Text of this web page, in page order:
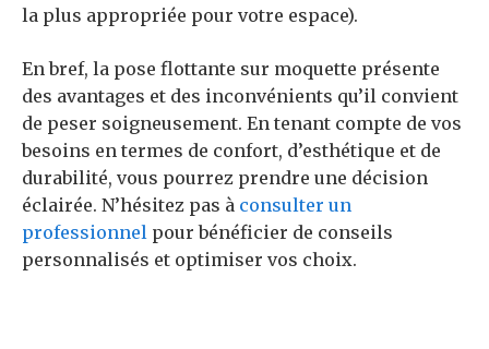
la plus appropriée pour votre espace).
En bref, la pose flottante sur moquette présente
des avantages et des inconvénients qu’il convient
de peser soigneusement. En tenant compte de vos
besoins en termes de confort, d’esthétique et de
durabilité, vous pourrez prendre une décision
éclairée. N’hésitez pas à consulter un
professionnel pour bénéficier de conseils
personnalisés et optimiser vos choix.